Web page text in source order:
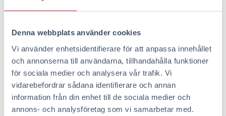
Denna webbplats använder cookies
Vi använder enhetsidentifierare för att anpassa innehållet
och annonserna till användarna, tillhandahålla funktioner
för sociala medier och analysera vår trafik. Vi
vidarebefordrar sådana identifierare och annan
information från din enhet till de sociala medier och
annons- och analysföretag som vi samarbetar med.
ger extra frihet och sparmöjligheter.
Varför välja Omena Hotell för
boende?
Omena Hotells centrala läge i Åbo centrum gör det till
ett idealiskt val för familjer under skidsemestern. Du